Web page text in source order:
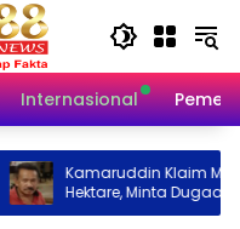
Internasional
Klaim Miliki Lahan Empat
Dugaan Persoalan
Diusut Secara Transparan